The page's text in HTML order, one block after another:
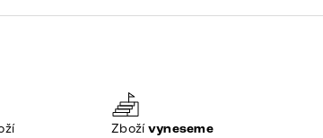
Zbožívyneseme